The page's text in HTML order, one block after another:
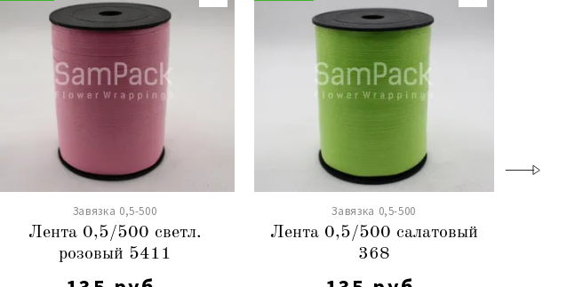
Завязка 0,5-500
Лента 0,5/500 светл.
розовый 5411
Завязка 0,5-500
Лента 0,5/500 салатовый
368